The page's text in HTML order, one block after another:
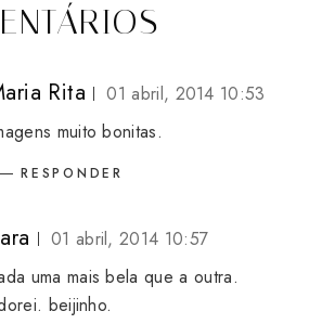
Rita
01 abril, 2014 10:53
muito bonitas.
RESPONDER
01 abril, 2014 10:57
uma mais bela que a outra.
beijinho.